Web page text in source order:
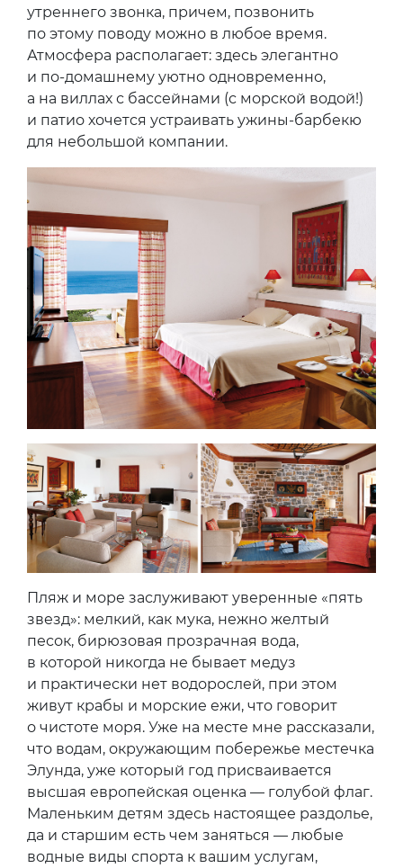
утреннего звонка, причем, позвонить
по этому поводу можно в любое время.
Атмосфера располагает: здесь элегантно
и по-домашнему уютно одновременно,
а на виллах с бассейнами (с морской водой!)
и патио хочется устраивать ужины-барбекю
для небольшой компании.
Пляж и море заслуживают уверенные «пять
звезд»: мелкий, как мука, нежно желтый
песок, бирюзовая прозрачная вода,
в которой никогда не бывает медуз
и практически нет водорослей, при этом
живут крабы и морские ежи, что говорит
о чистоте моря. Уже на месте мне рассказали,
что водам, окружающим побережье местечка
Элунда, уже который год присваивается
высшая европейская оценка — голубой флаг.
Маленьким детям здесь настоящее раздолье,
да и старшим есть чем заняться — любые
водные виды спорта к вашим услугам,